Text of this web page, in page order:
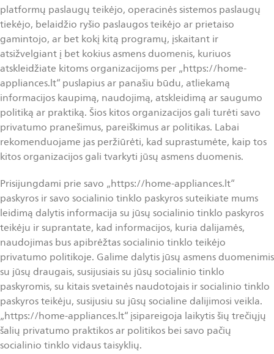
platformų paslaugų teikėjo, operacinės sistemos paslaugų
tiekėjo, belaidžio ryšio paslaugos teikėjo ar prietaiso
gamintojo, ar bet kokį kitą programų, įskaitant ir
atsižvelgiant į bet kokius asmens duomenis, kuriuos
atskleidžiate kitoms organizacijoms per „https://home-
appliances.lt“ puslapius ar panašiu būdu, atliekamą
informacijos kaupimą, naudojimą, atskleidimą ar saugumo
politiką ar praktiką. Šios kitos organizacijos gali turėti savo
privatumo pranešimus, pareiškimus ar politikas. Labai
rekomenduojame jas peržiūrėti, kad suprastumėte, kaip tos
kitos organizacijos gali tvarkyti jūsų asmens duomenis.
Prisijungdami prie savo „https://home-appliances.lt“
paskyros ir savo socialinio tinklo paskyros suteikiate mums
leidimą dalytis informacija su jūsų socialinio tinklo paskyros
teikėju ir suprantate, kad informacijos, kuria dalijamės,
naudojimas bus apibrėžtas socialinio tinklo teikėjo
privatumo politikoje. Galime dalytis jūsų asmens duomenimis
su jūsų draugais, susijusiais su jūsų socialinio tinklo
paskyromis, su kitais svetainės naudotojais ir socialinio tinklo
paskyros teikėju, susijusiu su jūsų socialine dalijimosi veikla.
„https://home-appliances.lt“ įsipareigoja laikytis šių trečiųjų
šalių privatumo praktikos ar politikos bei savo pačių
socialinio tinklo vidaus taisyklių.